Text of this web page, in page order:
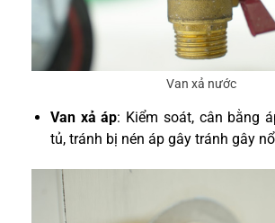
Van xả nước
Van xả áp: Kiểm soát, cân bằng
tủ, tránh bị nén áp gây tránh gây